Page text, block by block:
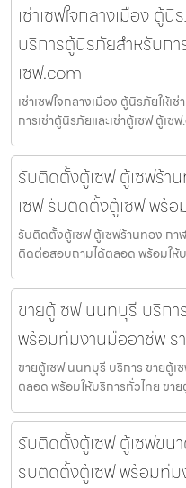
เช่าเซฟใจกลางเมือง ตู้นิ
บริการตู้นิรภัยสำหรับกา
เซฟ.com
เช่าเซฟใจกลางเมือง ตู้นิรภัยให้เ
การเช่าตู้นิรภัยและเช่าตู้เซฟ ตู้เ
รับติดตั้งตู้เซฟ ตู้เซฟร้า
เซฟ รับติดตั้งตู้เซฟ พร้
รับติดตั้งตู้เซฟ ตู้เซฟร้านทอง ก
ติดต่อสอบถามได้ตลอด พร้อมให้
ขายตู้เซฟ นนทบุรี บริก
พร้อมทีมงานมืออาชีพ ร
ขายตู้เซฟ นนทบุรี บริการ ขายตู้
ตลอด พร้อมให้บริการทั่วไทย ขา
รับติดตั้งตู้เซฟ ตู้เซฟขน
รับติดตั้งตู้เซฟ พร้อมทีม